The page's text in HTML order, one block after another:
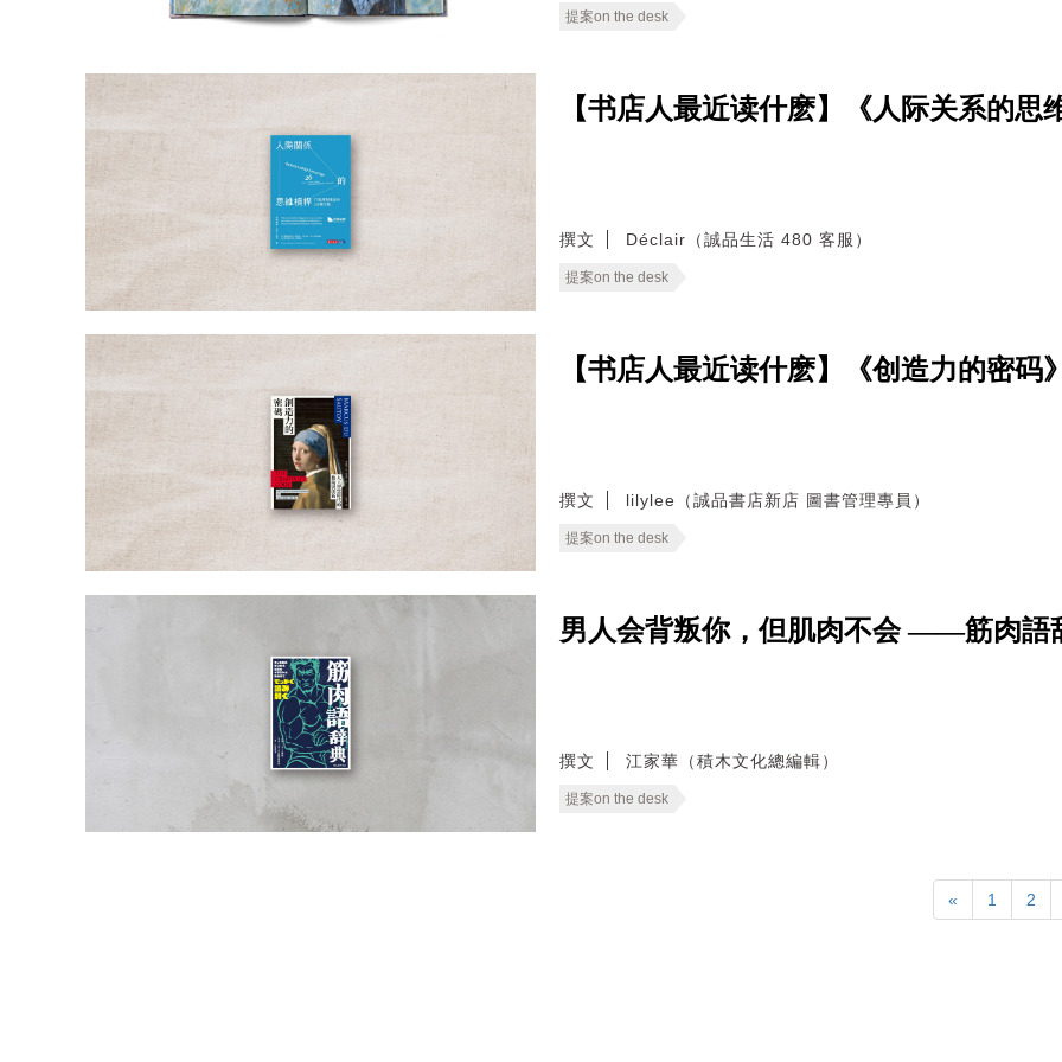
提案on the desk
【书店人最近读什麽】《人际关系的思
撰文 Déclair（誠品生活 480 客服）
提案on the desk
【书店人最近读什麽】《创造力的密码》
撰文 lilylee（誠品書店新店 圖書管理專員）
提案on the desk
男人会背叛你，但肌肉不会 ——筋肉語
撰文 江家華（積木文化總編輯）
提案on the desk
« 1 2